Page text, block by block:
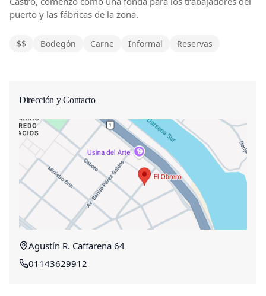
puerto y las fábricas de la zona.
$$ Bodegón Carne Informal Reservas
Dirección y Contacto
Agustín R. Caffarena 64
01143629912